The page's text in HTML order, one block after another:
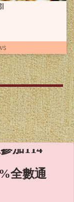
114年
優
作師高
加114
全數通